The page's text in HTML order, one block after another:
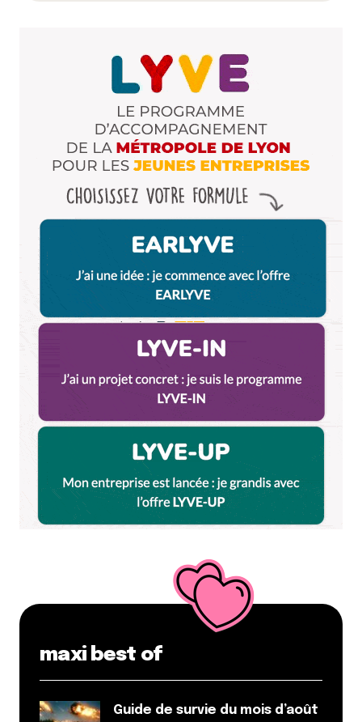
Enregistrer mon nom, mon e-mail et mon site dans le
Et bim !
maxi best of
Guide de survie du mois d’août